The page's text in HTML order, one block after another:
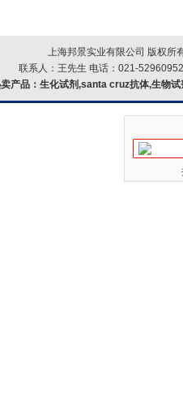
上海邦景实业有限公司 版权所
联系人：王先生 电话：021-
产品： 生化试剂,santa cruz抗体,生物